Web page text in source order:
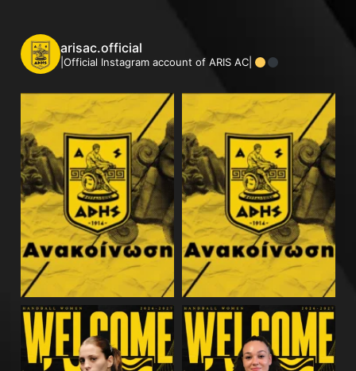
arisac.official
|Official Instagram account of ARIS AC|